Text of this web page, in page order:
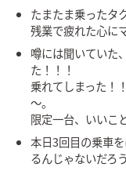
たまたま乗ったタ
残業で疲れた心に
噂には聞いていた
た！！！
乗れてしまった！
～。
限定一台、いい
本日3回目の乗車
るんじゃないだろ